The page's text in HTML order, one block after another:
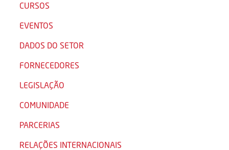
CURSOS
EVENTOS
DADOS DO SETOR
FORNECEDORES
LEGISLAÇÃO
COMUNIDADE
PARCERIAS
RELAÇÕES INTERNACIONAIS